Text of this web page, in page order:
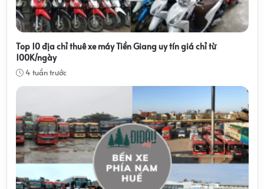
Top 10 địa chỉ thuê xe máy Tiền Giang uy tín giá chỉ từ
100K/ngày
4 tuần trước